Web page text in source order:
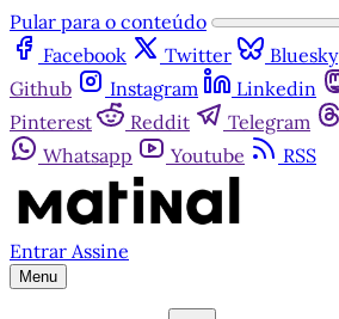
Pular para o conteúdo
Facebook
Twitter Bluesky
Github
Instagram Linkedin
Pinterest
Reddit Telegram
Whatsapp
Youtube RSS
Entrar Assine
Menu